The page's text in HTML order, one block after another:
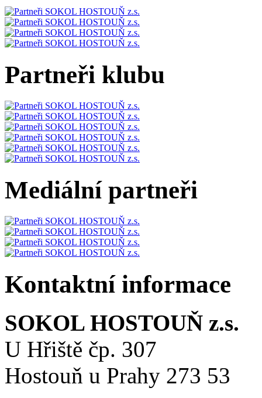
Partneři klubu
Mediální partneři
Kontaktní informace
SOKOL HOSTOUŇ z.s.
U Hřiště čp. 307
Hostouň u Prahy 273 53